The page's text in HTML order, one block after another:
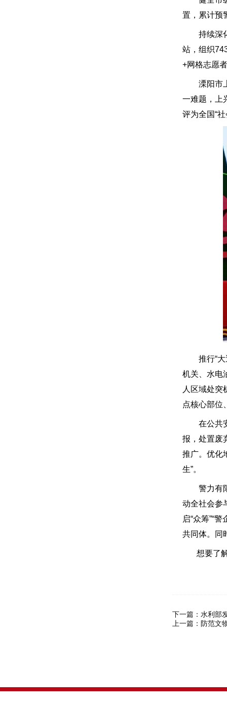
置，累计预
持续深化“
站，组织
+网格志愿
溧阳市上
一难题，上
评为全国“
推行“大巡
机关、水电
人区域处突
点核心部位
在公共安
报，处置废
推广。优化
生”。
警力有限
动全社会参
启“众筹”“
共同体。同
想要了解
下一篇： 水利部
上一篇： 防范文